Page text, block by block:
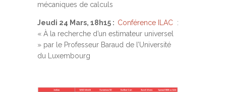
mécaniques de calculs
Jeudi 24 Mars, 18h15 : Conférence ILAC :
« À la recherche d’un estimateur universel
» par le Professeur Baraud de l’Université
du Luxembourg